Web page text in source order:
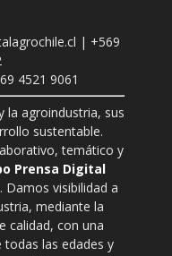
| +569
4521 9061
la agroindustria, sus
sustentable.
temático y
Prensa Digital
. Damos visibilidad a
mediante la
calidad, con una
todas las edades y